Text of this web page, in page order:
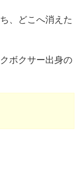
、どこへ消えた
ボクサー出身の